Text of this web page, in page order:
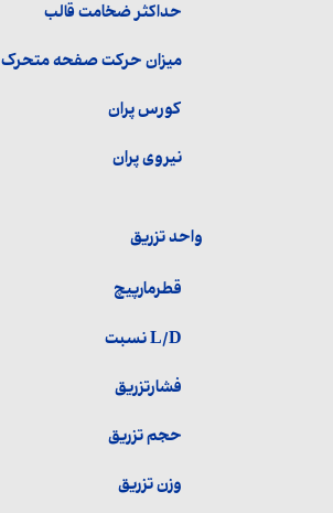
حداکثر ضخامت قالب
میزان حرکت صفحه متحرک
کورس پران
نیروی پران
واحد تزریق
قطرمارپیچ
L/D نسبت
فشارتزریق
حجم تزریق
وزن تزریق